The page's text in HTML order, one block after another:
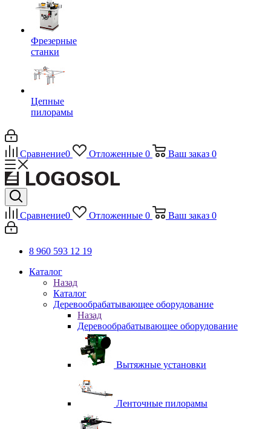
Фрезерные
станки
Цепные
пилорамы
Сравнение0 Отложенные 0 Ваш заказ 0
Сравнение0 Отложенные 0 Ваш заказ 0
8 960 593 12 19
Каталог
Назад
Каталог
Деревообрабатывающее оборудование
Назад
Деревообрабатывающее оборудование
Вытяжные установки
Ленточные пилорамы